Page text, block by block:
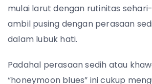
mulai larut dengan rutinitas
ambil pusing dengan perasaan
dalam lubuk hati.
Padahal perasaan sedih atau
“honeymoon blues” ini cukup